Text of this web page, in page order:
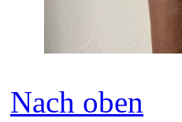
Nach oben